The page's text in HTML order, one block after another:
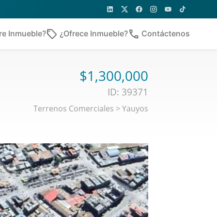
Inmueble?sell ¿Ofrece Inmueble?phone Contáctenos
$1,300,000
ID: 39371
Terrenos Comerciales >Yauyos